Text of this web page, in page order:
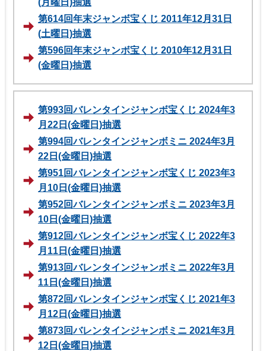
第614回年末ジャンボ宝くじ 2011年12月31日
(土曜日)抽選
第596回年末ジャンボ宝くじ 2010年12月31日
(金曜日)抽選
第993回バレンタインジャンボ宝くじ 2024年3
月22日(金曜日)抽選
第994回バレンタインジャンボミニ 2024年3月
22日(金曜日)抽選
第951回バレンタインジャンボ宝くじ 2023年3
月10日(金曜日)抽選
第952回バレンタインジャンボミニ 2023年3月
10日(金曜日)抽選
第912回バレンタインジャンボ宝くじ 2022年3
月11日(金曜日)抽選
第913回バレンタインジャンボミニ 2022年3月
11日(金曜日)抽選
第872回バレンタインジャンボ宝くじ 2021年3
月12日(金曜日)抽選
第873回バレンタインジャンボミニ 2021年3月
12日(金曜日)抽選